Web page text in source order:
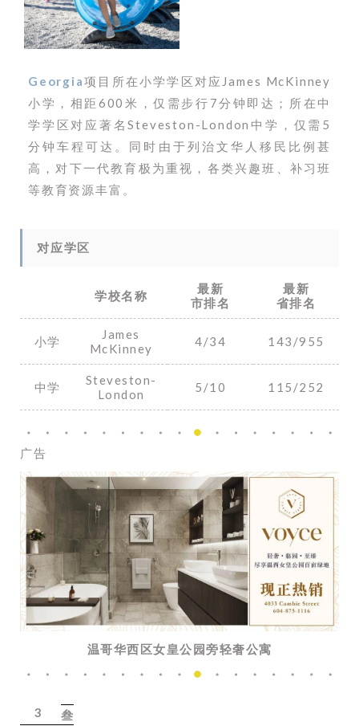
Georgia项目所在小学学区对应James McKinney
小学，相距600米，仅需步行7分钟即达；所在中
学学区对应著名Steveston-London中学，仅需5
分钟车程可达。同时由于列治文华人移民比例甚
高，对下一代教育极为重视，各类兴趣班、补习班
等教育资源丰富。
对应学区
学校名称
最新
市排名
最新
省排名
小学
James
McKinney
4/34 143/955
中学
Steveston-
London
5/10 115/252
广告
温哥华西区女皇公园旁轻奢公寓
3 叁